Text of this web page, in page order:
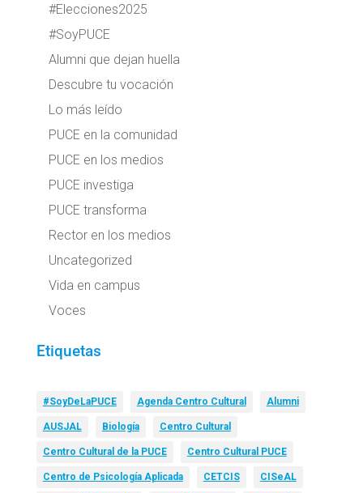
#Elecciones2025
#SoyPUCE
Alumni que dejan huella
Descubre tu vocación
Lo más leído
PUCE en la comunidad
PUCE en los medios
PUCE investiga
PUCE transforma
Rector en los medios
Uncategorized
Vida en campus
Voces
Etiquetas
#SoyDeLaPUCE Agenda Centro Cultural Alumni
AUSJAL Biología Centro Cultural
Centro Cultural de la PUCE Centro Cultural PUCE
Centro de Psicología Aplicada CETCIS CISeAL